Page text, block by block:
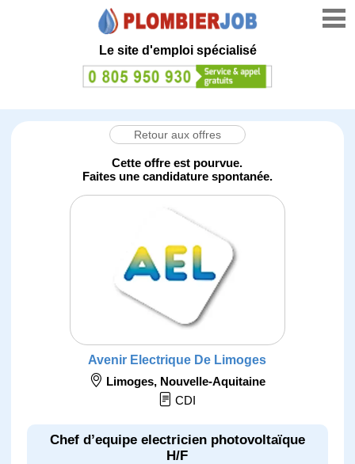
Le site d'emploi spécialisé
Retour aux offres
Cette offre est pourvue.
Faites une candidature spontanée.
Avenir Electrique De Limoges
Limoges, Nouvelle-Aquitaine
CDI
Chef d’equipe electricien photovoltaïque
H/F